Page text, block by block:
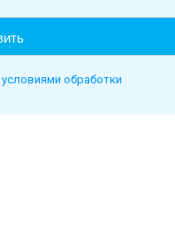
условиями обработки